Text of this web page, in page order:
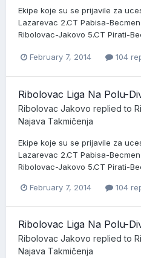
Ekipe koje su se prijavile za
Lazarevac 2.CT Pabisa-
Ribolovac-Jakovo 5.CT Pirati-
February 7, 2014 104
Ribolovac Liga Na Polu-
Ribolovac Jakovo replied to
Najava Takmičenja
Ekipe koje su se prijavile za
Lazarevac 2.CT Pabisa-
Ribolovac-Jakovo 5.CT Pirati-
February 7, 2014 104
Ribolovac Liga Na Polu-
Ribolovac Jakovo replied to
Najava Takmičenja